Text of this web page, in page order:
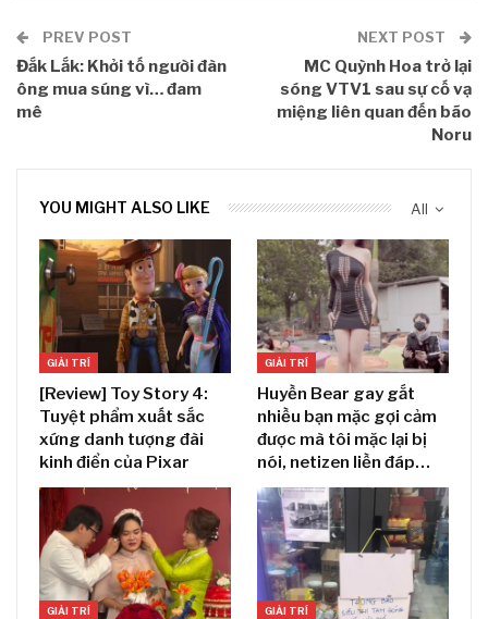
PREV POST
Đắk Lắk: Khởi tố người đàn
ông mua súng vì… đam
mê
NEXT POST
MC Quỳnh Hoa trở lại
sóng VTV1 sau sự cố vạ
miệng liên quan đến bão
Noru
All
YOU MIGHT ALSO LIKE
GIẢI TRÍ
[Review] Toy Story 4:
Tuyệt phẩm xuất sắc
xứng danh tượng đài
kinh điển của Pixar
GIẢI TRÍ
Huyền Bear gay gắt
nhiều bạn mặc gợi cảm
được mà tôi mặc lại bị
nói, netizen liền đáp…
GIẢI TRÍ GIẢI TRÍ